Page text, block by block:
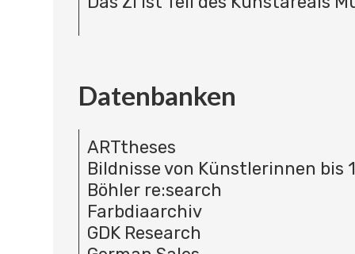
Datenbanken
ARTtheses
Bildnisse von Künstlerinnen bis
Böhler re:search
Farbdiaarchiv
GDK Research